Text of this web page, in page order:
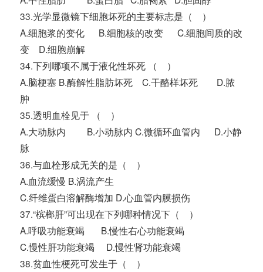
33.光学显微镜下细胞坏死的主要标志是（ ）
A.细胞浆的变化 B.细胞核的改变 C.细胞间质的改
变 D.细胞崩解
34.下列哪项不属于液化性坏死 （ ）
A.脑梗塞 B.酶解性脂肪坏死 C.干酪样坏死 D.脓
肿
35.透明血栓见于 （ ）
A.大动脉内 B.小动脉内 C.微循环血管内 D.小静
脉
36.与血栓形成无关的是（ ）
A.血流缓慢 B.涡流产生
C.纤维蛋白溶解酶增加 D.心血管内膜损伤
37.“槟榔肝”可出现在下列哪种情况下（ ）
A.呼吸功能衰竭 B.慢性右心功能衰竭
C.慢性肝功能衰竭 D.慢性肾功能衰竭
38.贫血性梗死可发生于（ ）